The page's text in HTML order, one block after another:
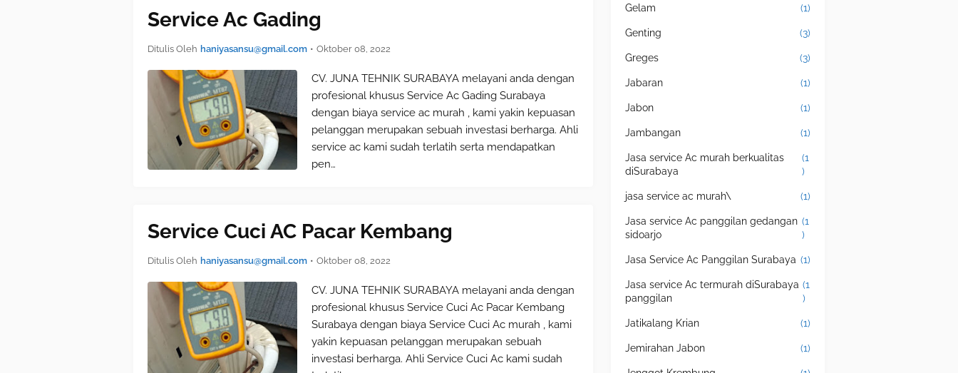
Service Ac Gading
Ditulis Oleh haniyasansu@gmail.com • Oktober 08, 2022
CV. JUNA TEHNIK SURABAYA melayani anda dengan
profesional khusus Service Ac Gading Surabaya
dengan biaya service ac murah , kami yakin kepuasan
pelanggan merupakan sebuah investasi berharga. Ahli
service ac kami sudah terlatih serta mendapatkan
pen…
Service Cuci AC Pacar Kembang
Ditulis Oleh haniyasansu@gmail.com • Oktober 08, 2022
CV. JUNA TEHNIK SURABAYA melayani anda dengan
profesional khusus Service Cuci Ac Pacar Kembang
Surabaya dengan biaya Service Cuci Ac murah , kami
yakin kepuasan pelanggan merupakan sebuah
investasi berharga. Ahli Service Cuci Ac kami sudah
Gelam (1)
Genting (3)
Greges (3)
Jabaran (1)
Jabon (1)
Jambangan (1)
Jasa service Ac murah berkualitas
diSurabaya
(1
)
jasa service ac murah\ (1)
Jasa service Ac panggilan gedangan
sidoarjo
(1
)
Jasa Service Ac Panggilan Surabaya (1)
Jasa service Ac termurah diSurabaya
panggilan
(1
)
Jatikalang Krian (1)
Jemirahan Jabon (1)